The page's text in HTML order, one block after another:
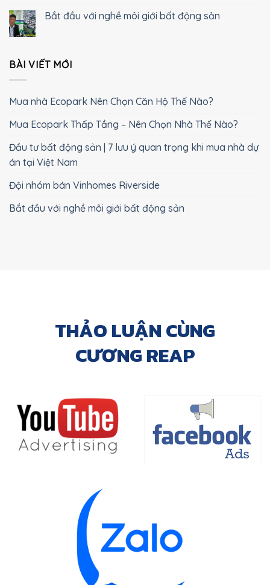
Bắt đầu với nghề môi giới bất động sản
BÀI VIẾT MỚI
Mua nhà Ecopark Nên Chọn Căn Hộ Thế Nào?
Mua Ecopark Thấp Tầng – Nên Chọn Nhà Thế Nào?
Đầu tư bất động sản | 7 lưu ý quan trọng khi mua nhà dự
án tại Việt Nam
Đội nhóm bán Vinhomes Riverside
Bắt đầu với nghề môi giới bất động sản
THẢO LUẬN CÙNG
CƯƠNG REAP